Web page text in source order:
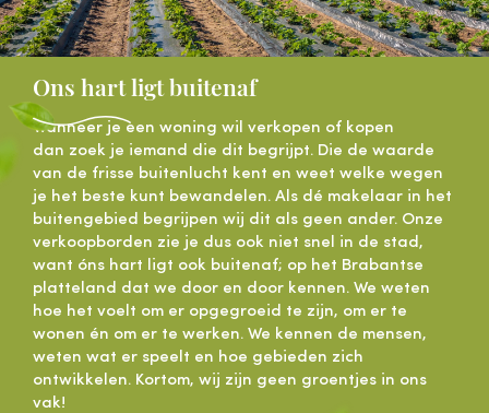
Ons hart ligt buitenaf
Wanneer je een woning wil verkopen of kopen
dan zoek je iemand die dit begrijpt. Die de waarde
van de frisse buitenlucht kent en weet welke wegen
je het beste kunt bewandelen. Als dé makelaar in het
buitengebied begrijpen wij dit als geen ander. Onze
verkoopborden zie je dus ook niet snel in de stad,
want óns hart ligt ook buitenaf; op het Brabantse
platteland dat we door en door kennen. We weten
hoe het voelt om er opgegroeid te zijn, om er te
wonen én om er te werken. We kennen de mensen,
weten wat er speelt en hoe gebieden zich
ontwikkelen. Kortom, wij zijn geen groentjes in ons
vak!